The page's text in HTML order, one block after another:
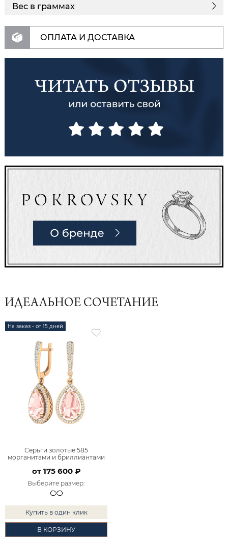
Вес в граммах
ОПЛАТА И ДОСТАВКА
ИДЕАЛЬНОЕ СОЧЕТАНИЕ
На заказ - от 15 дней
Серьги золотые 585
морганитами и бриллиантами
от 175 600 ₽
Выберите размер:
Купить в один клик
В КОРЗИНУ